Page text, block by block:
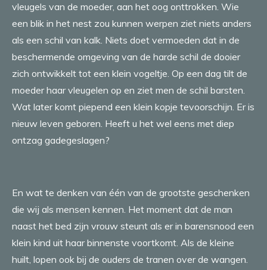
vleugels van de moeder, aan het oog onttrokken. Wie
een blik in het nest zou kunnen werpen ziet niets anders
als een schil van kalk. Niets doet vermoeden dat in de
beschermende omgeving van de harde schil de dooier
zich ontwikkelt tot een klein vogeltje. Op een dag tilt de
moeder haar vleugelen op en ziet men de schil barsten.
Wat later komt piepend een klein kopje tevoorschijn. Er is
nieuw leven geboren. Heeft u het wel eens met diep
ontzag gadegeslagen?
En wat te denken van één van de grootste geschenken
die wij als mensen kennen. Het moment dat de man
naast het bed zijn vrouw steunt als er in barensnood een
klein kind uit haar binnenste voortkomt. Als de kleine
huilt, lopen ook bij de ouders de tranen over de wangen.